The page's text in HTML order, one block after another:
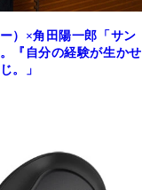
）×角田陽一郎「サン
『自分の経験が生かせ
。」